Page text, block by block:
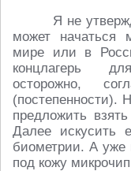
Я не
может начаться
мире или в
концлагерь
осторожно,
(постепенности).
предложить
Далее искусить
биометрии. А
под кожу